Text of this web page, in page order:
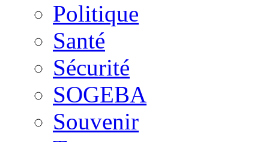
Politique
Santé
Sécurité
SOGEBA
Souvenir